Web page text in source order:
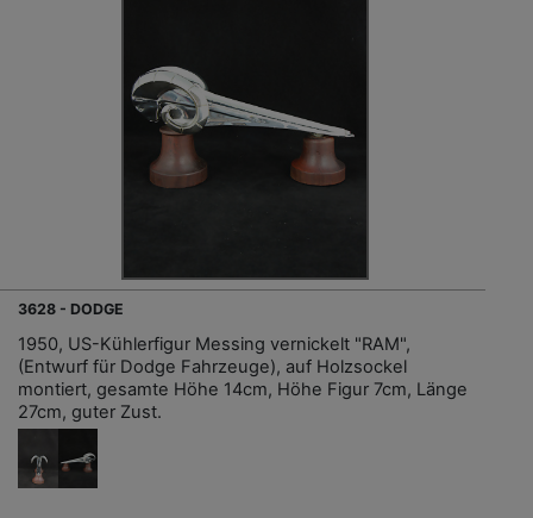
3628 - DODGE
1950, US-Kühlerfigur Messing vernickelt "RAM",
(Entwurf für Dodge Fahrzeuge), auf Holzsockel
montiert, gesamte Höhe 14cm, Höhe Figur 7cm, Länge
27cm, guter Zust.